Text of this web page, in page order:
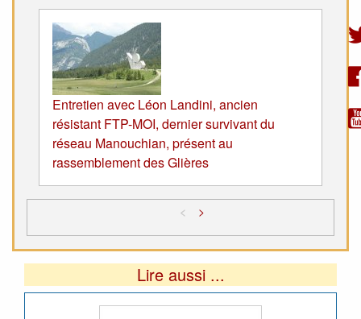
Entretien avec Léon Landini, ancien
résistant FTP-MOI, dernier survivant du
réseau Manouchian, présent au
rassemblement des Glières
< >
Lire aussi ...